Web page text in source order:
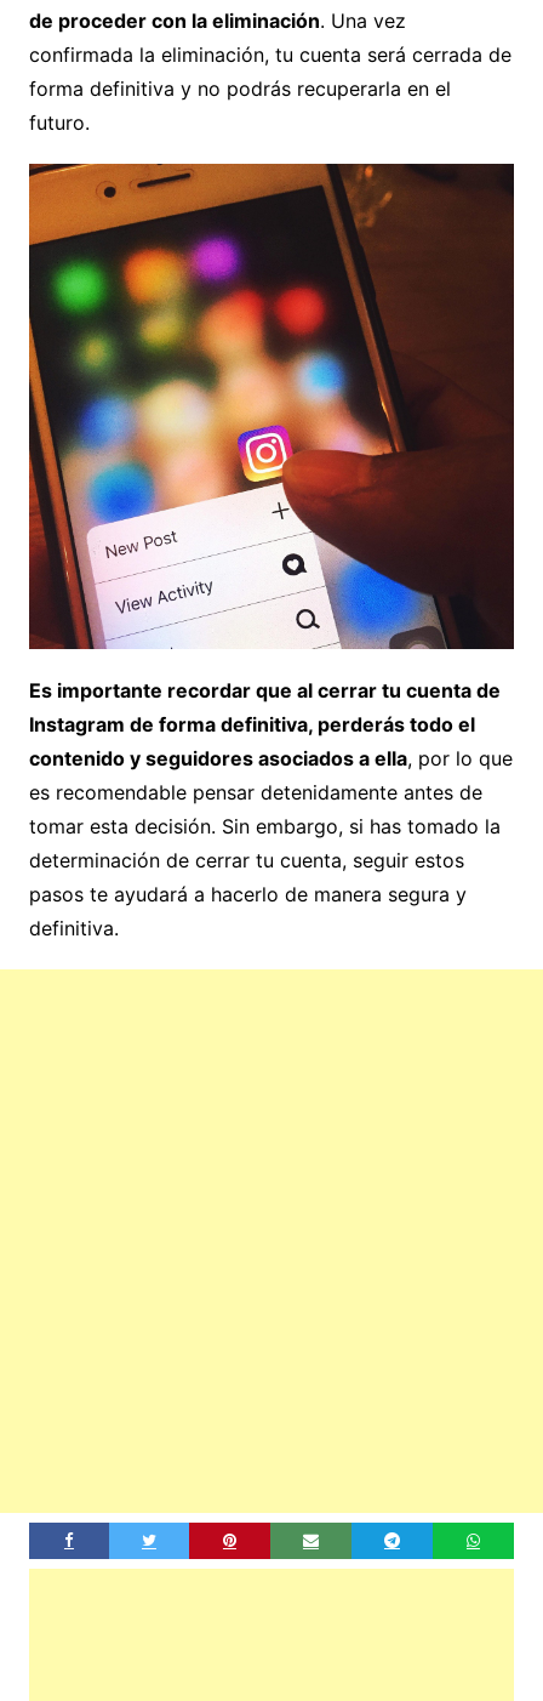
de proceder con la eliminación. Una vez
confirmada la eliminación, tu cuenta será cerrada de
forma definitiva y no podrás recuperarla en el
futuro.
Es importante recordar que al cerrar tu cuenta de
Instagram de forma definitiva, perderás todo el
contenido y seguidores asociados a ella, por lo que
es recomendable pensar detenidamente antes de
tomar esta decisión. Sin embargo, si has tomado la
determinación de cerrar tu cuenta, seguir estos
pasos te ayudará a hacerlo de manera segura y
definitiva.